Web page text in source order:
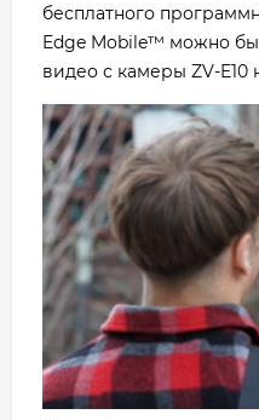
бесплатного
Edge Mobile™ можно
видео с камеры ZV-E10